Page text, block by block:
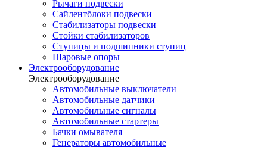
Рычаги подвески
Сайлентблоки подвески
Стабилизаторы подвески
Стойки стабилизаторов
Ступицы и подшипники ступиц
Шаровые опоры
Электрооборудование
Электрооборудование
Автомобильные выключатели
Автомобильные датчики
Автомобильные сигналы
Автомобильные стартеры
Бачки омывателя
Генераторы автомобильные